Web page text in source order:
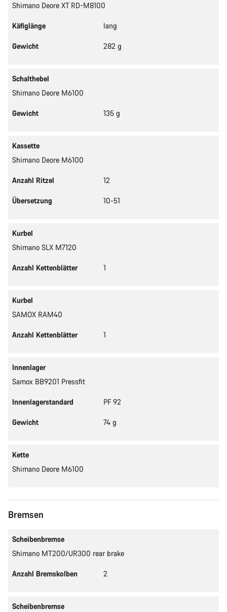
Shimano Deore XT RD-M8100
Käfiglänge lang
Gewicht 282 g
Schalthebel
Shimano Deore M6100
Gewicht 135 g
Kassette
Shimano Deore M6100
Anzahl Ritzel 12
Übersetzung 10-51
Kurbel
Shimano SLX M7120
Anzahl Kettenblätter 1
Kurbel
SAMOX RAM40
Anzahl Kettenblätter 1
Innenlager
Samox BB9201 Pressfit
Innenlagerstandard PF 92
Gewicht 74 g
Kette
Shimano Deore M6100
Bremsen
Scheibenbremse
Shimano MT200/UR300 rear brake
Anzahl Bremskolben 2
Scheibenbremse